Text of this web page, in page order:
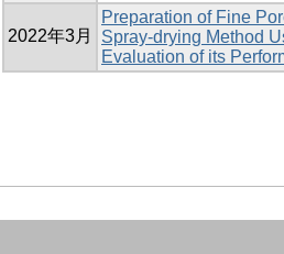
2022年3月
Preparation of Fine
Spray-drying Method
Evaluation of its